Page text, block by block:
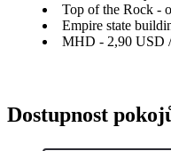
Top of the Rock -
Empire state
MHD - 2,90 USD
Dostupnost